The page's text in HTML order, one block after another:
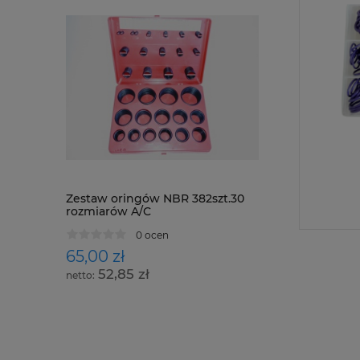
Zestaw oringów NBR 382szt.30
rozmiarów A/C
0 ocen
65,00 zł
52,85 zł